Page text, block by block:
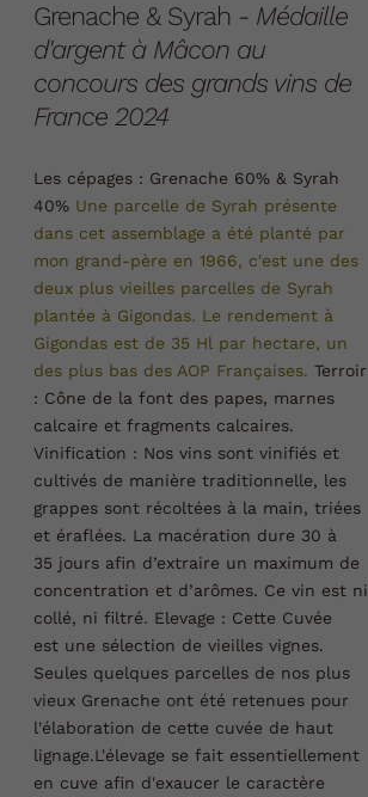
Grenache & Syrah - Médaille
d'argent à Mâcon au
concours des grands vins de
France 2024
Les cépages : Grenache 60% & Syrah
40% Une parcelle de Syrah présente
dans cet assemblage a été planté par
mon grand-père en 1966, c'est une des
deux plus vieilles parcelles de Syrah
plantée à Gigondas. Le rendement à
Gigondas est de 35 Hl par hectare, un
des plus bas des AOP Françaises. Terroir
: Cône de la font des papes, marnes
calcaire et fragments calcaires.
Vinification : Nos vins sont vinifiés et
cultivés de manière traditionnelle, les
grappes sont récoltées à la main, triées
et éraflées. La macération dure 30 à
35 jours afin d’extraire un maximum de
concentration et d’arômes. Ce vin est ni
collé, ni filtré. Elevage : Cette Cuvée
est une sélection de vieilles vignes.
Seules quelques parcelles de nos plus
vieux Grenache ont été retenues pour
l'élaboration de cette cuvée de haut
lignage.L'élevage se fait essentiellement
en cuve afin d'exaucer le caractère